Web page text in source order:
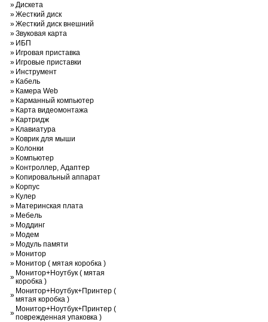
»Дискета
»Жесткий диск
»Жесткий диск внешний
»Звуковая карта
» ИБП
» Игровая приставка
» Игровые приставки
» Инструмент
» Кабель
» Камера Web
» Карманный компьютер
» Карта видеомонтажа
» Картридж
» Клавиатура
» Коврик для мыши
» Колонки
» Компьютер
» Контроллер, Адаптер
» Копировальный аппарат
» Корпус
» Кулер
» Материнская плата
» Мебель
» Моддинг
» Модем
» Модуль памяти
» Монитор
» Монитор ( мятая коробка )
» Монитор+Ноутбук ( мятая
коробка )
» Монитор+Ноутбук+Принтер (
мятая коробка )
» Монитор+Ноутбук+Принтер (
поврежденная упаковка )